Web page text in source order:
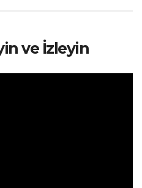
ve İzleyin